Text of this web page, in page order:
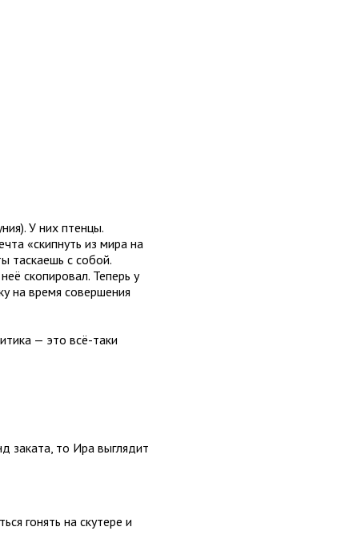
У них птенцы.
«скипнуть из мира на
таскаешь с собой.
скопировал. Теперь у
на время совершения
— это всё-таки
заката, то Ира выглядит
гонять на скутере и